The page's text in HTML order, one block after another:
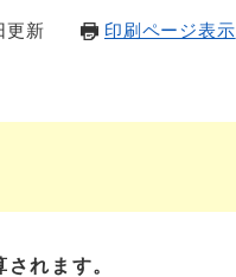
更新 印刷ページ表示
れます。